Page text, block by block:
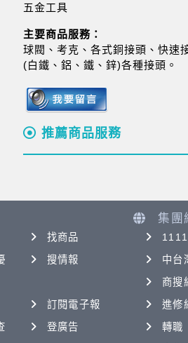
五金工具
主要商品服務：
球閥、考克、各式銅接頭、快速
(白鐵、鋁、鐵、鋅)各種接頭。
推薦商品服務
找商品
搜情報
訂閱電子報
登廣告
集團
1111
中台
商搜
進修
轉職